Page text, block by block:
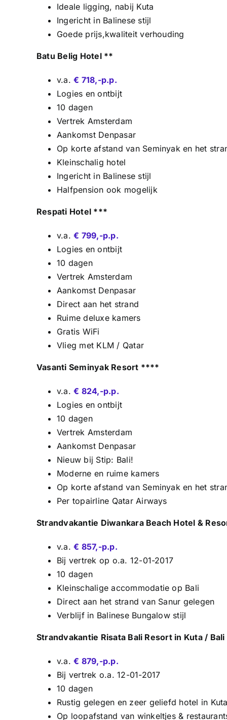
Ideale ligging, nabij Kuta
Ingericht in Balinese stijl
Goede prijs,kwaliteit verhouding
Batu Belig Hotel **
v.a.€ 718,-p.p.
Logies en ontbijt
10 dagen
Vertrek Amsterdam
Aankomst Denpasar
Op korte afstand van Seminyak en het
Kleinschalig hotel
Ingericht in Balinese stijl
Halfpension ook mogelijk
Respati Hotel ***
v.a.€ 799,-p.p.
Logies en ontbijt
10 dagen
Vertrek Amsterdam
Aankomst Denpasar
Direct aan het strand
Ruime deluxe kamers
Gratis WiFi
Vlieg met KLM / Qatar
Vasanti Seminyak Resort ****
v.a.€ 824,-p.p.
Logies en ontbijt
10 dagen
Vertrek Amsterdam
Aankomst Denpasar
Nieuw bij Stip: Bali!
Moderne en ruime kamers
Op korte afstand van Seminyak en het
Per topairline Qatar Airways
Strandvakantie Diwankara Beach Hotel &
v.a.€ 857,-p.p.
Bij vertrek op o.a. 12-01-2017
10 dagen
Kleinschalige accommodatie op Bali
Direct aan het strand van Sanur gelegen
Verblijf in Balinese Bungalow stijl
Strandvakantie Risata Bali Resort in Kuta / Bali
v.a.€ 879,-p.p.
Bij vertrek o.a. 12-01-2017
10 dagen
Rustig gelegen en zeer geliefd hotel in
Op loopafstand van winkeltjes &